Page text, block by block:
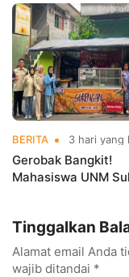
Kerja Sebelum Lulus
BERITA 3 hari yang
Gerobak Bangkit!
Mahasiswa UNM
Tinggalkan
Alamat email Anda
wajib ditandai *